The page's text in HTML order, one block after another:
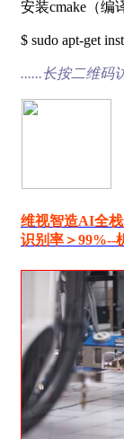
安装cmake（编
$ sudo apt-get
......长按二维码
维视智造AI全
识别率＞99%--